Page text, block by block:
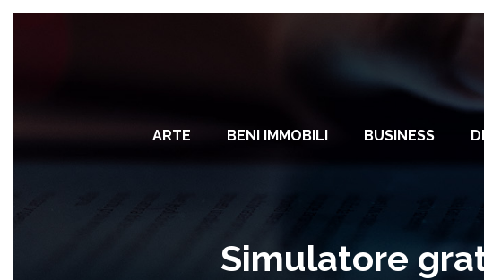
ARTE BENI IMMOBILI BUSINESS
Simulatore